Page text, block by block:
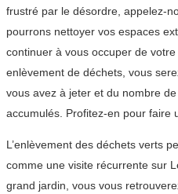
frustré par le désordre, appelez-
pourrons nettoyer vos espaces
continuer à vous occuper de
enlèvement de déchets, vous
vous avez à jeter et du nombre
accumulés. Profitez-en pour faire
L’enlèvement des déchets verts
comme une visite récurrente sur
grand jardin, vous vous